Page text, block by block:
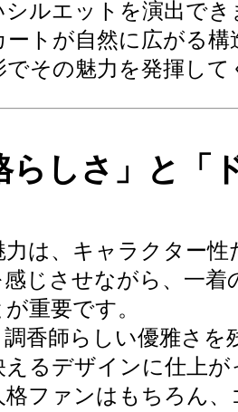
ルエットを演出でき
トが自然に広がる
でその魅力を発揮し
らしさ」と「
力は、キャラクター
じさせながら、一
重要です。
香師らしい優雅さ
るデザインに仕上
格ファンはもちろん